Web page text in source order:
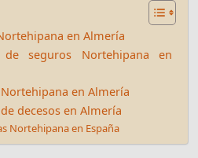
en Almería
seguros Nortehipana en
en Almería
decesos en Almería
Nortehipana en España